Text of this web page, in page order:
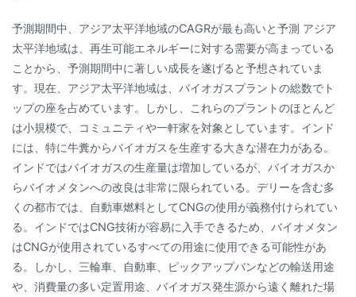
予測期間中、アジア太平洋地域のCAGRが最も高いと予測 アジア
太平洋地域は、再生可能エネルギーに対する需要が高まっている
ことから、予測期間中に著しい成長を遂げると予想されていま
す。現在、アジア太平洋地域は、バイオガスプラントの総数でト
ップの座を占めています。しかし、これらのプラントのほとんど
は小規模で、コミュニティや一軒家を対象としています。インド
には、特に牛糞からバイオガスを生産する大きな潜在力がある。
インドではバイオガスの生産量は増加しているが、バイオガスか
らバイオメタンへの改良は非常に限られている。デリーを含む多
くの都市では、自動車燃料としてCNGの使用が義務付けられてい
る。インドではCNG技術が容易に入手できるため、バイオメタン
はCNGが使用されているすべての用途に使用できる可能性があ
る。しかし、三輪車、自動車、ピックアップバンなどの輸送用途
や、消費量の多い定置用途、バイオガス発生源から遠く離れた場